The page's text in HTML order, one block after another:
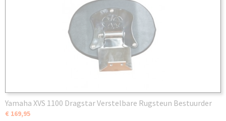
Yamaha XVS 1100 Dragstar Verstelbare Rugsteun Bestuurder
€ 169,95